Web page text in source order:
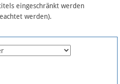
eingeschränkt werden
werden).